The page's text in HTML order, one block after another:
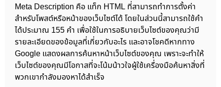
Meta Description คือ แท็ก HTML ที่สามารถทำการตั้งค่า
สำหรับโพสต์หรือหน้าของเว็บไซต์ได้ โดยในส่วนนี้สามารถใช้คำ
ได้ประมาณ 155 คำ เพื่อใช้ในการอธิบายเว็บไซต์ของคุณว่ามี
รายละเอียดของข้อมูลที่เกี่ยวกับอะไร และอาจโชคดีหากทาง
Google แสดงผลการค้นหาหน้าเว็บไซต์ของคุณ เพราะจะทำให้
เว็บไซต์ของคุณมีโอกาสที่จะโน้มน้าวใจผู้ใช้เครื่องมือค้นหาสิ่งที่
พวกเขากำลังมองหาได้สำเร็จ